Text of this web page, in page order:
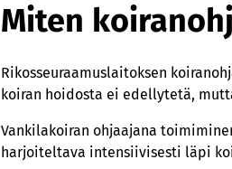
Miten
Rikosseuraamuslaitoksen
koiran hoidosta ei edellytetä,
Vankilakoiran ohjaajana
harjoiteltava intensiivisesti läpi